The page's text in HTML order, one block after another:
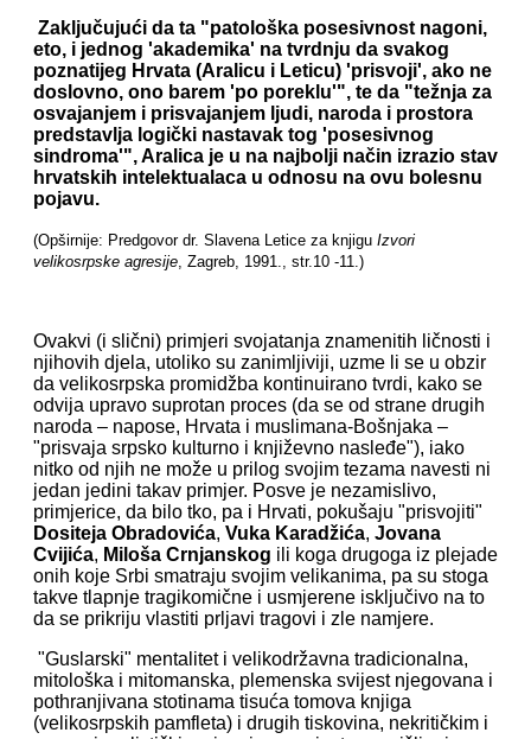
Zaključujući da ta "patološka posesivnost nagoni,
eto, i jednog 'akademika' na tvrdnju da svakog
poznatijeg Hrvata (Aralicu i Leticu) 'prisvoji', ako ne
doslovno, ono barem 'po poreklu'", te da "težnja za
osvajanjem i prisvajanjem ljudi, naroda i prostora
predstavlja logički nastavak tog 'posesivnog
sindroma'", Aralica je u na najbolji način izrazio stav
hrvatskih intelektualaca u odnosu na ovu bolesnu
pojavu.
(Opširnije: Predgovor dr. Slavena Letice za knjigu Izvori
velikosrpske agresije, Zagreb, 1991., str.10 -11.)
Ovakvi (i slični) primjeri svojatanja znamenitih ličnosti i
njihovih djela, utoliko su zanimljiviji, uzme li se u obzir
da velikosrpska promidžba kontinuirano tvrdi, kako se
odvija upravo suprotan proces (da se od strane drugih
naroda – napose, Hrvata i muslimana-Bošnjaka –
"prisvaja srpsko kulturno i književno nasleđe"), iako
nitko od njih ne može u prilog svojim tezama navesti ni
jedan jedini takav primjer. Posve je nezamislivo,
primjerice, da bilo tko, pa i Hrvati, pokušaju "prisvojiti"
Dositeja Obradovića, Vuka Karadžića, Jovana
Cvijića, Miloša Crnjanskog ili koga drugoga iz plejade
onih koje Srbi smatraju svojim velikanima, pa su stoga
takve tlapnje tragikomične i usmjerene isključivo na to
da se prikriju vlastiti prljavi tragovi i zle namjere.
"Guslarski" mentalitet i velikodržavna tradicionalna,
mitološka i mitomanska, plemenska svijest njegovana i
pothranjivana stotinama tisuća tomova knjiga
(velikosrpskih pamfleta) i drugih tiskovina, nekritičkim i